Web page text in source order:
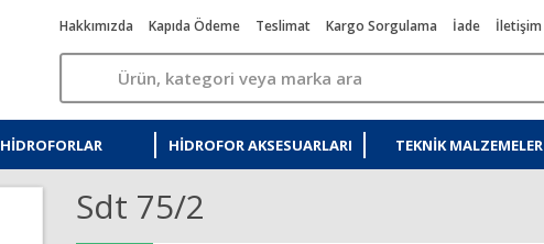
Hakkımızda Kapıda Ödeme Teslimat Kargo Sorgulama İade İletişim
HIDROFORLAR HIDROFOR AKSESUARLARI TEKNIK MALZEMELER
Sdt 75/2